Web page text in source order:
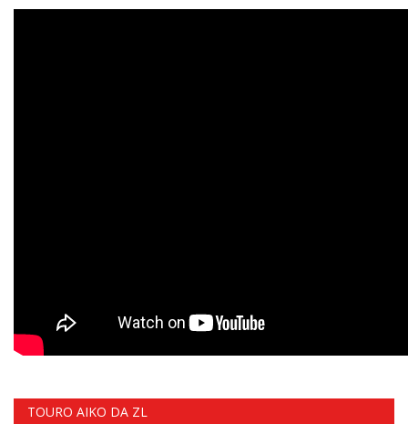
TOURO AIKO DA ZL